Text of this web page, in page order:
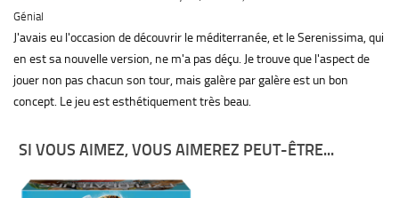
Génial
J'avais eu l'occasion de découvrir le méditerranée, et le Serenissima, qui
en est sa nouvelle version, ne m'a pas déçu. Je trouve que l'aspect de
jouer non pas chacun son tour, mais galère par galère est un bon
concept. Le jeu est esthétiquement très beau.
SI VOUS AIMEZ, VOUS AIMEREZ PEUT-ÊTRE...